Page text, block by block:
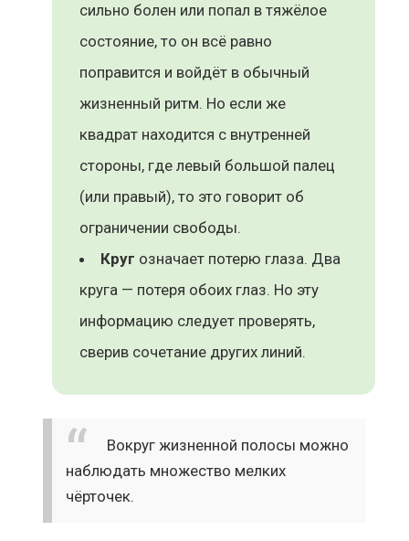
сильно болен или попал в тяжёлое
состояние, то он всё равно
поправится и войдёт в обычный
жизненный ритм. Но если же
квадрат находится с внутренней
стороны, где левый большой палец
(или правый), то это говорит об
ограничении свободы.
Круг означает потерю глаза. Два
круга — потеря обоих глаз. Но эту
информацию следует проверять,
сверив сочетание других линий.
Вокруг жизненной полосы можно
наблюдать множество мелких
чёрточек.